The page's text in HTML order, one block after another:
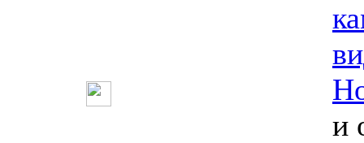
и